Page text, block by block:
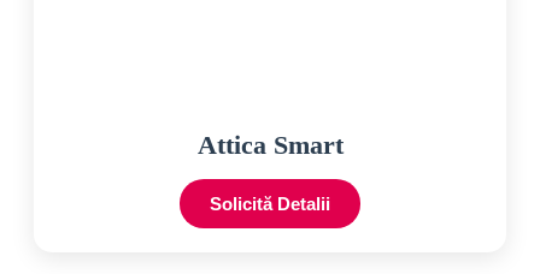
Attica Smart
Solicită Detalii